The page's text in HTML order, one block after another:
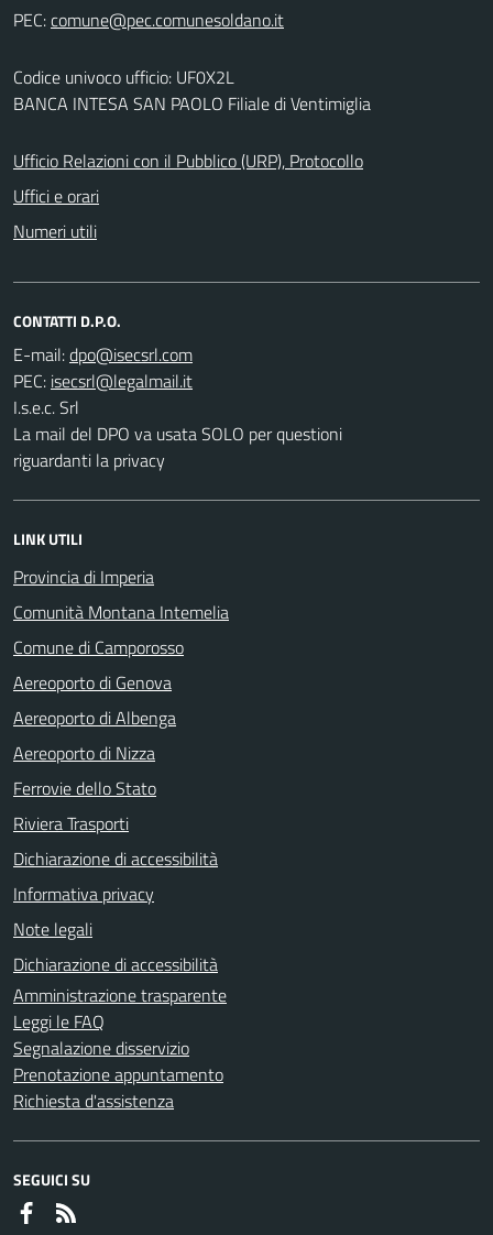
PEC:
Codice univoco ufficio: UF0X2L
BANCA INTESA SAN PAOLO Filiale di Ventimiglia
Ufficio Relazioni con il Pubblico (URP), Protocollo
Uffici e orari
Numeri utili
CONTATTI D.P.O.
E-mail:
PEC:
I.s.e.c. Srl
La mail del DPO va usata SOLO per questioni
riguardanti la privacy
LINK UTILI
Provincia di Imperia
Comunità Montana Intemelia
Comune di Camporosso
Aereoporto di Genova
Aereoporto di Albenga
Aereoporto di Nizza
Ferrovie dello Stato
Riviera Trasporti
Dichiarazione di accessibilità
Informativa privacy
Note legali
Dichiarazione di accessibilità
Amministrazione trasparente
Leggi le FAQ
Segnalazione disservizio
Prenotazione appuntamento
Richiesta d'assistenza
SEGUICI SU